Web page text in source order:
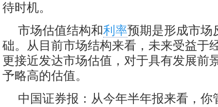
待时机。
市场估值结构和利率预期是形成市场
础。从目前市场结构来看，未来受益于
更接近发达市场估值，对于具有发展前
予略高的估值。
中国证券报：从今年半年报来看，你